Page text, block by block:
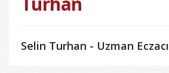
Selin Turhan - Uzman Eczacı